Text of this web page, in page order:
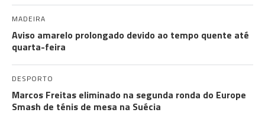
MADEIRA
Aviso amarelo prolongado devido ao tempo quente até
quarta-feira
DESPORTO
Marcos Freitas eliminado na segunda ronda do Europe
Smash de ténis de mesa na Suécia